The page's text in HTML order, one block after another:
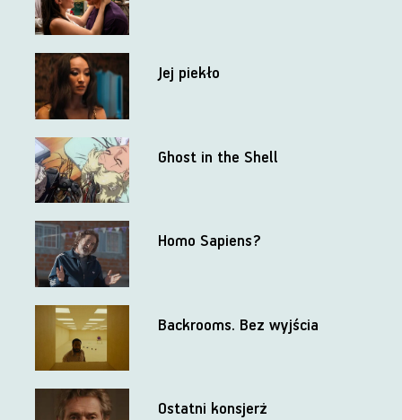
Jej piekło
Ghost in the Shell
Homo Sapiens?
Backrooms. Bez wyjścia
Ostatni konsjerż